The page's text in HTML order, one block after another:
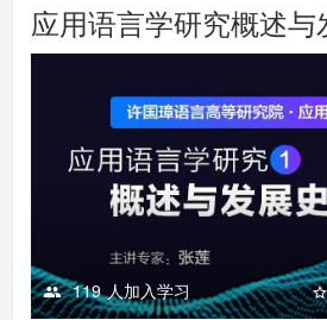
应用语言学研究概述与
119 人加入学习